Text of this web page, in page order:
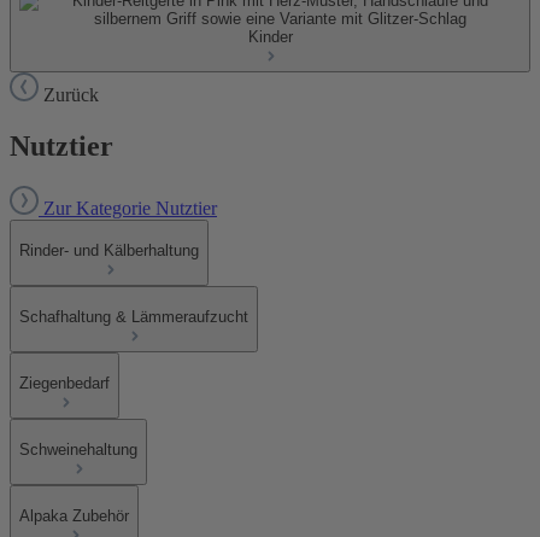
Kinder
Zurück
Nutztier
Zur Kategorie Nutztier
Rinder- und Kälberhaltung
Schafhaltung & Lämmeraufzucht
Ziegenbedarf
Schweinehaltung
Alpaka Zubehör